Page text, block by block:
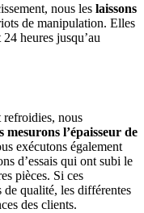
nous les laissons
de manipulation. Elles
heures jusqu’au
refroidies, nous
mesurons l’épaisseur de
exécutons également
d’essais qui ont subi le
pièces. Si ces
de qualité, les différentes
des clients.